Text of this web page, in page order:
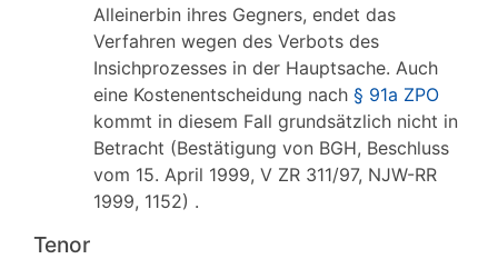
Alleinerbin ihres Gegners, endet das
Verfahren wegen des Verbots des
Insichprozesses in der Hauptsache. Auch
eine Kostenentscheidung nach § 91a ZPO
kommt in diesem Fall grundsätzlich nicht in
Betracht (Bestätigung von BGH, Beschluss
vom 15. April 1999, V ZR 311/97, NJW-RR
1999, 1152) .
Tenor